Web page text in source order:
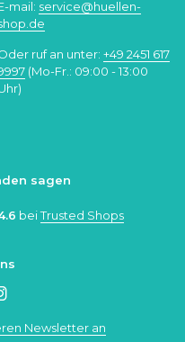
mail: service@huellen-
ruf an unter: +49 2451 617
(Mo-Fr.: 09:00 - 13:00
sagen
beiTrusted Shops
Newsletter an